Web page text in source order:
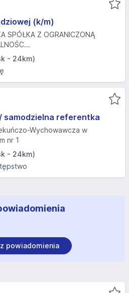
(k/m)
SPÓŁKA Z OGRANICZONĄ
- 24km)
samodzielna referentka
Wychowawcza w
nr 1
- 24km)
powiadomienia